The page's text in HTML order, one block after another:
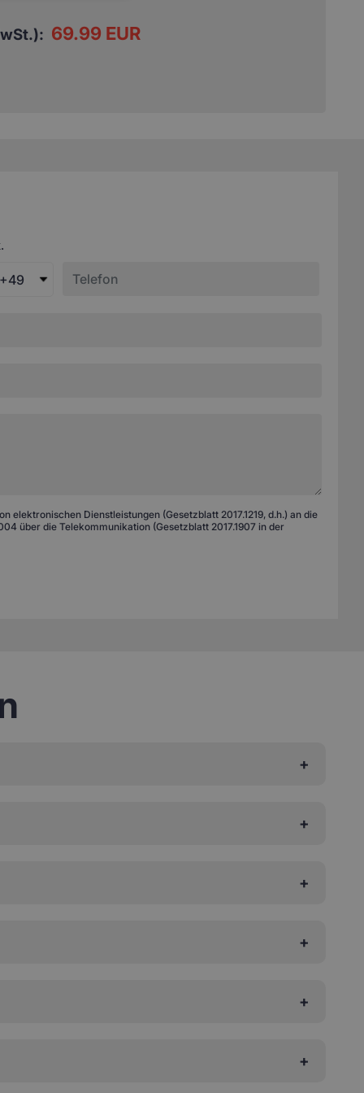
69.99 EUR
+49
Dienstleistungen (Gesetzblatt 2017.1219, d.h.) an die
über die Telekommunikation (Gesetzblatt 2017.1907 in der